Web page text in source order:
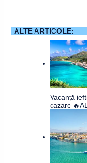
ALTE ARTICOLE:
Vacanță
cazare